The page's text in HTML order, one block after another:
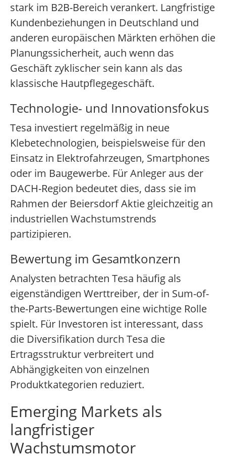
stark im B2B-Bereich verankert. Langfristige
Kundenbeziehungen in Deutschland und
anderen europäischen Märkten erhöhen die
Planungssicherheit, auch wenn das
Geschäft zyklischer sein kann als das
klassische Hautpflegegeschäft.
Technologie- und Innovationsfokus
Tesa investiert regelmäßig in neue
Klebetechnologien, beispielsweise für den
Einsatz in Elektrofahrzeugen, Smartphones
oder im Baugewerbe. Für Anleger aus der
DACH-Region bedeutet dies, dass sie im
Rahmen der Beiersdorf Aktie gleichzeitig an
industriellen Wachstumstrends
partizipieren.
Bewertung im Gesamtkonzern
Analysten betrachten Tesa häufig als
eigenständigen Werttreiber, der in Sum-of-
the-Parts-Bewertungen eine wichtige Rolle
spielt. Für Investoren ist interessant, dass
die Diversifikation durch Tesa die
Ertragsstruktur verbreitert und
Abhängigkeiten von einzelnen
Produktkategorien reduziert.
Emerging Markets als
langfristiger
Wachstumsmotor